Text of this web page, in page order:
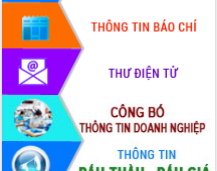
hoạch tỉnh thời kỳ 2021-2030
Hội thảo góp ý hồ sơ điều chỉnh quy
hoạch tỉnh Đắk Lắk thời kỳ 2021-2030,
tầm nhìn đến năm 2050
Nâng cao hiệu quả hoạt động của các
doanh nghiệp nhà nước
Hội nghị triển khai kết nối mạng
truyền số liệu chuyên dùng phục vụ cơ
quan Đảng, Nhà nước
Lễ phát động chuỗi hoạt động chung
tay làm sạch môi trường
Xã Ea Kar bước chuyển mình trong
công tác cải cách hành chính mô hình
UBND tỉnh họp báo định kỳ tháng 4
năm 2026